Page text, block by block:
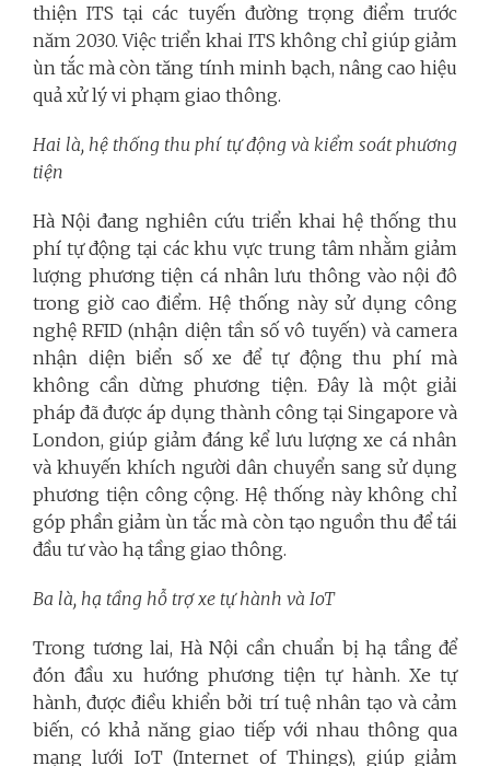
thiện ITS tại các tuyến đường trọng điểm trước
năm 2030. Việc triển khai ITS không chỉ giúp giảm
ùn tắc mà còn tăng tính minh bạch, nâng cao hiệu
quả xử lý vi phạm giao thông.
Hai là, hệ thống thu phí tự động và kiểm soát phương
tiện
Hà Nội đang nghiên cứu triển khai hệ thống thu
phí tự động tại các khu vực trung tâm nhằm giảm
lượng phương tiện cá nhân lưu thông vào nội đô
trong giờ cao điểm. Hệ thống này sử dụng công
nghệ RFID (nhận diện tần số vô tuyến) và camera
nhận diện biển số xe để tự động thu phí mà
không cần dừng phương tiện. Đây là một giải
pháp đã được áp dụng thành công tại Singapore và
London, giúp giảm đáng kể lưu lượng xe cá nhân
và khuyến khích người dân chuyển sang sử dụng
phương tiện công cộng. Hệ thống này không chỉ
góp phần giảm ùn tắc mà còn tạo nguồn thu để tái
đầu tư vào hạ tầng giao thông.
Ba là, hạ tầng hỗ trợ xe tự hành và IoT
Trong tương lai, Hà Nội cần chuẩn bị hạ tầng để
đón đầu xu hướng phương tiện tự hành. Xe tự
hành, được điều khiển bởi trí tuệ nhân tạo và cảm
biến, có khả năng giao tiếp với nhau thông qua
mạng lưới IoT (Internet of Things), giúp giảm